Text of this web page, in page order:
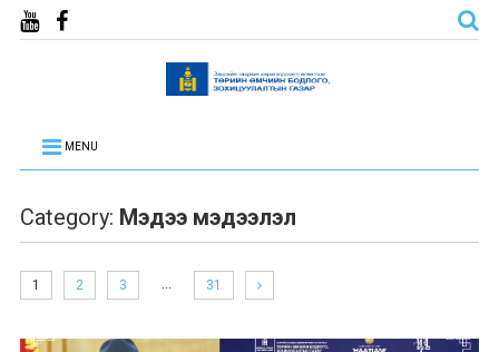
MENU
Category: Мэдээ мэдээлэл
1 2 3 … 31